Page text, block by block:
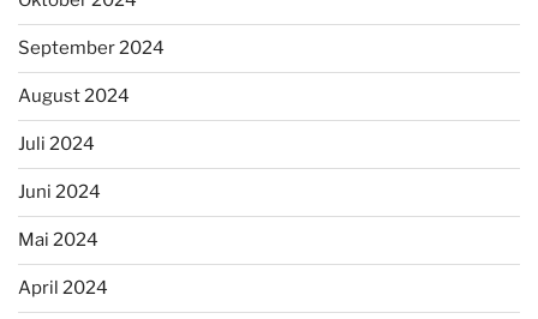
September 2024
August 2024
Juli 2024
Juni 2024
Mai 2024
April 2024